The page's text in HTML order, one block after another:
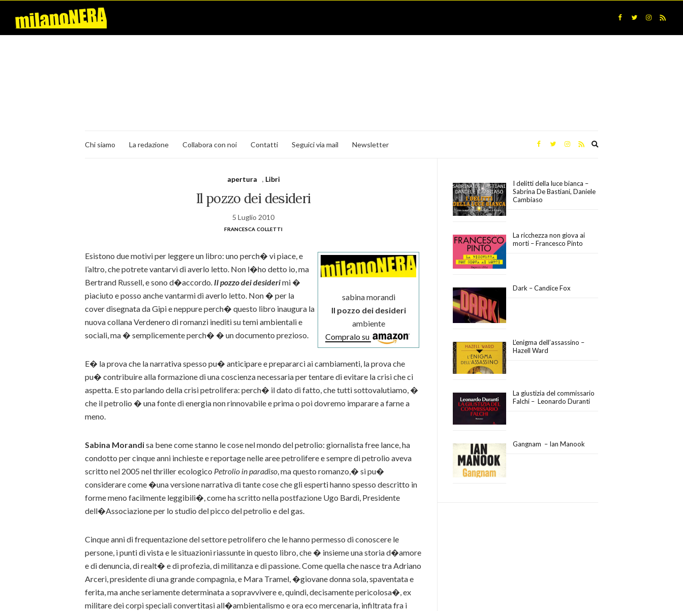
Chi siamo La redazione Collabora con noi Contatti Seguici via mail Newsletter
apertura , Libri
Il pozzo dei desideri
5 Luglio 2010
francesca colletti
sabina morandi
Il pozzo dei desideri
ambiente
Compralo su
Esistono due motivi per leggere un libro: uno perch� vi piace, e
l’altro, che potrete vantarvi di averlo letto. Non l�ho detto io, ma
Bertrand Russell, e sono d�accordo. Il pozzo dei desiderimi �
piaciuto e posso anche vantarmi di averlo letto. Non � per la
cover disegnata da Gipi e neppure perch� questo libro inaugura la
nuova collana Verdenero di romanzi inediti su temi ambientali e
sociali, ma � semplicemente perch� � un documento prezioso.
E� la prova che la narrativa spesso pu� anticipare e prepararci ai cambiamenti, la prova che
pu� contribuire alla formazione di una coscienza necessaria per tentare di evitare la crisi che ci
aspetta. E sto parlando della crisi petrolifera: perch� il dato di fatto, che tutti sottovalutiamo, �
che il petrolio � una fonte di energia non rinnovabile e prima o poi dovremo imparare a farne a
meno.
Sabina Morandisa bene come stanno le cose nel mondo del petrolio: giornalista free lance, ha
condotto per cinque anni inchieste e reportage nelle aree petrolifere e sempre di petrolio aveva
scritto nel 2005 nel thriller ecologico Petrolio in paradiso, ma questo romanzo,� si pu�
considerare come �una versione narrativa di tante cose che gli esperti hanno spesso descritto in
forme meno facilmente leggibili�, come ha scritto nella postfazione Ugo Bardi, Presidente
dell�Associazione per lo studio del picco del petrolio e del gas.
Cinque anni di frequentazione del settore petrolifero che le hanno permesso di conoscere le
persone, i punti di vista e le situazioni riassunte in questo libro, che � insieme una storia d�amore
e di denuncia, di realt� e di profezia, di militanza e di passione. Come quella che nasce tra Adriano
Arceri, presidente di una grande compagnia, e Mara Tramel, �giovane donna sola, spaventata e
ferita, ma anche seriamente determinata a sopravvivere e, quindi, decisamente pericolosa�, ex
militare dei corpi speciali convertitasi all�ambientalismo e ora eco mercenaria, infiltrata fra i
I delitti della luce bianca –
Sabrina De Bastiani, Daniele
Cambiaso
La ricchezza non giova ai
morti – Francesco Pinto
Dark – Candice Fox
L’enigma dell’assassino –
Hazell Ward
La giustizia del commissario
Falchi – Leonardo Duranti
Gangnam – Ian Manook